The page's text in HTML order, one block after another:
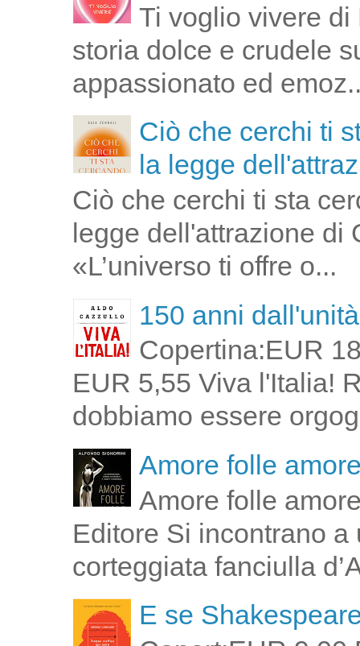
Ti voglio vivere
storia dolce e crudele
appassionato ed
Ciò che cerchi ti
la legge
Ciò che cerchi ti sta
legge dell'attrazione di
«L’universo ti offre o...
150 anni
Copertina:EUR
EUR 5,55 Viva l'Italia!
dobbiamo essere
Amore folle
Amore folle
Editore Si incontrano
corteggiata fanciulla
E se